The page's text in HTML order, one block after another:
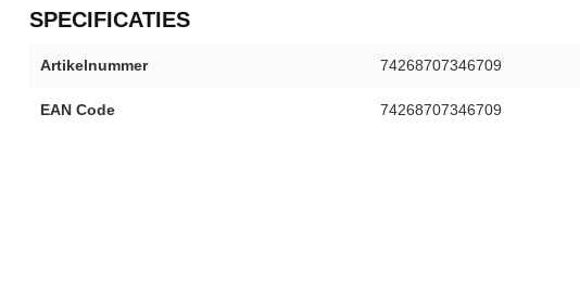
SPECIFICATIES
Artikelnummer 74268707346709
EAN Code 74268707346709